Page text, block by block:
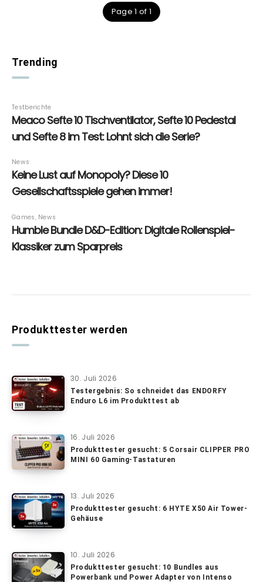
Page 1 of 1
Trending
Produkttester werden
30. Juli 2026
Testergebnis: So schneidet das ENDORFY
Enduro L6 im Produkttest ab
16. Juli 2026
Produkttester gesucht: 5 Corsair CLIPPER PRO
MINI 60 Gaming-Tastaturen
13. Juli 2026
Produkttester gesucht: 6 HYTE X50 Air Tower-
Gehäuse
10. Juli 2026
Produkttester gesucht: 10 Bundles aus
Powerbank und Power Adapter von Intenso